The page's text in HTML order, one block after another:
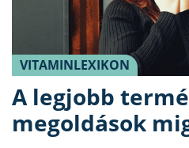
VITAMINLEXIKON
A legjobb
megoldások